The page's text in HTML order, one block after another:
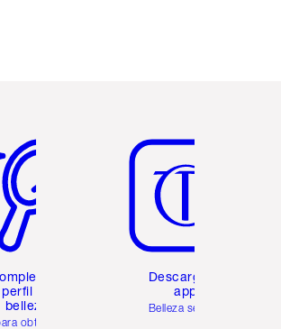
tu
perfil de
belleza
obtener
Descarga la
app
Belleza sencilla